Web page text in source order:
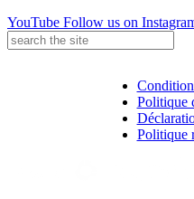
YouTube Follow us on
Politique
Politique